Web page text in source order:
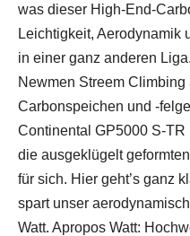
was dieser High-End-
Leichtigkeit, Aerodynamik
in einer ganz anderen
Newmen Streem
Carbonspeichen und -
Continental GP5000 S-TR
die ausgeklügelt
für sich. Hier geht’s ganz
spart unser
Watt. Apropos Watt: